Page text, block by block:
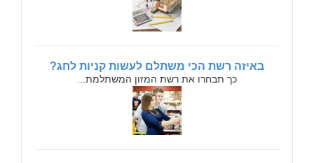
באיזה רשת הכי משתלם לעשות קניות לחג?
כך תבחרו את רשת המזון המשתלמת...